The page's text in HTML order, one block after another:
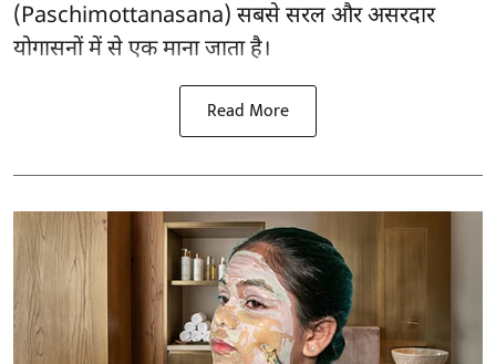
(Paschimottanasana) सबसे सरल औरअसरदार
योगासनोंमें से एक माना जाता है।
Read More